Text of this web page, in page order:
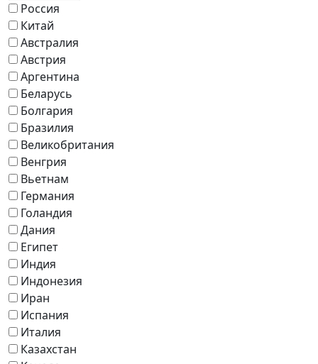
Россия
Китай
Австралия
Австрия
Аргентина
Беларусь
Болгария
Бразилия
Великобритания
Венгрия
Вьетнам
Германия
Голандия
Дания
Египет
Индия
Индонезия
Иран
Испания
Италия
Казахстан